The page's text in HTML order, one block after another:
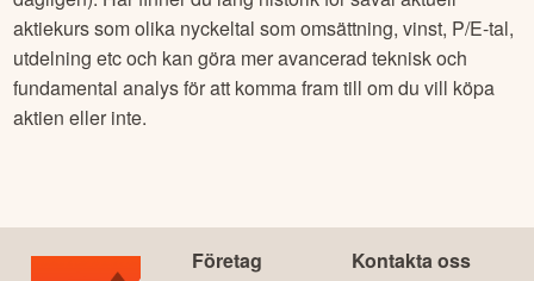
aktiekurs som olika nyckeltal som omsättning, vinst, P/E-tal,
utdelning etc och kan göra mer avancerad teknisk och
fundamental analys för att komma fram till om du vill köpa
aktien eller inte.
Företag Kontakta oss